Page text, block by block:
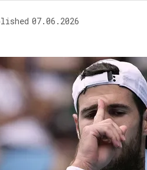
07.06.2026